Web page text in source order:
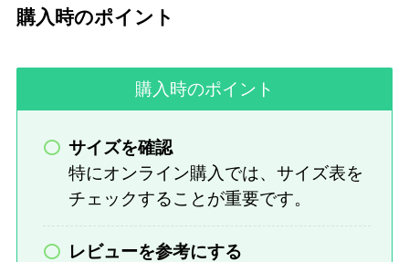
購入時のポイント
購入時のポイント
サイズを確認
特にオンライン購入では、サイズ表を
チェックすることが重要です。
レビューを参考にする